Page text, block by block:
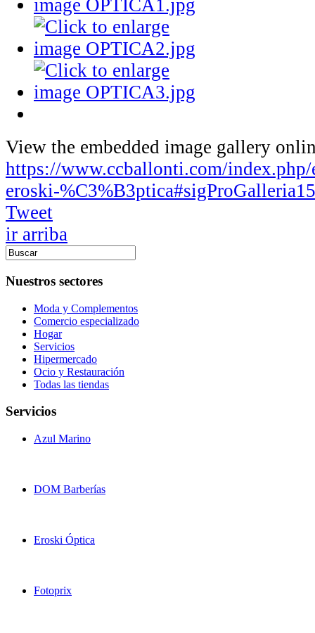
View the embedded image gallery
https://www.ccballonti.com/
eroski-
Tweet
ir arriba
Nuestros sectores
Moda y Complementos
Comercio especializado
Hogar
Servicios
Hipermercado
Ocio y Restauración
Todas las tiendas
Servicios
Azul Marino
DOM Barberías
Eroski Óptica
Fotoprix